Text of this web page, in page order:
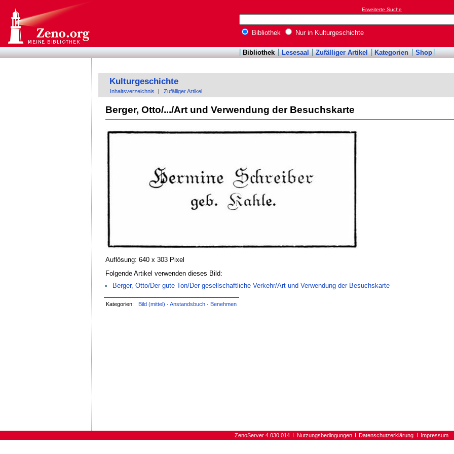
Erweiterte Suche
Bibliothek Nur in Kulturgeschichte
Bibliothek Lesesaal Zufälliger Artikel Kategorien Shop
Kulturgeschichte
Inhaltsverzeichnis Zufälliger Artikel
Berger, Otto/.../Art und Verwendung der Besuchskarte
Auflösung: 640 x 303 Pixel
Folgende Artikel verwenden dieses Bild:
Berger, Otto/Der gute Ton/Der gesellschaftliche Verkehr/Art und Verwendung der Besuchskarte
Kategorien: Bild (mittel) ·Anstandsbuch · Benehmen
ZenoServer 4.030.014 Nutzungsbedingungen Datenschutzerklärung Impressum